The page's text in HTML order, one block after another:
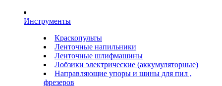
Инструменты
Краскопульты
Ленточные напильники
Ленточные шлифмашины
Лобзики электрические (аккумуляторные)
Направляющие упоры и шины для пил ,
фрезеров